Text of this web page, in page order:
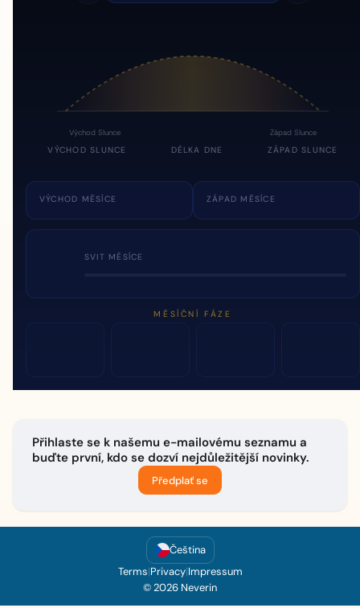
Východ Slunce Západ Slunce
VÝCHOD SLUNCE DÉLKA DNE ZÁPAD SLUNCE
VÝCHOD MĚSÍCE ZÁPAD MĚSÍCE
SVIT MĚSÍCE
MĚSÍČNÍ FÁZE
Přihlaste se k našemu e-mailovému seznamu a
buďte první, kdo se dozví nejdůležitější novinky.
Předplať se
Čeština
Terms|Privacy|Impressum
© 2026 Neverin